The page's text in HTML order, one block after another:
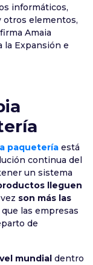
informáticos,
otros elementos,
Amaia
la Expansión e
paquetería está
continua del
un sistema
lleguen
son más las
las empresas
de
mundial dentro